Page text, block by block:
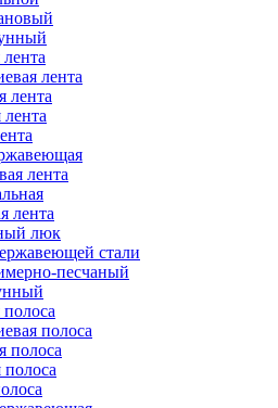
лента
лента
лента
лента
люк
стали
песчаный
полоса
полоса